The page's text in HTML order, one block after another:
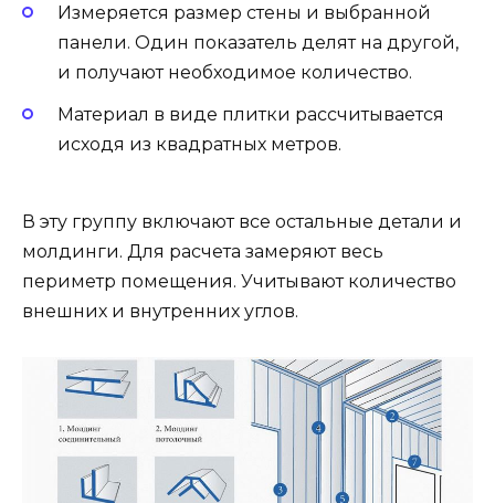
Измеряется размер стены и выбранной
панели. Один показатель делят на другой,
и получают необходимое количество.
Материал в виде плитки рассчитывается
исходя из квадратных метров.
В эту группу включают все остальные детали и
молдинги. Для расчета замеряют весь
периметр помещения. Учитывают количество
внешних и внутренних углов.